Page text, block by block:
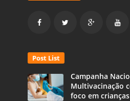
Post List
Campanha
Multivacinação
foco em